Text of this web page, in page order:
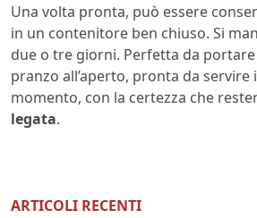
Una volta pronta, può essere
in un contenitore ben chiuso. Si
due o tre giorni. Perfetta da
pranzo all’aperto, pronta da servire
momento, con la certezza che
legata.
ARTICOLI RECENTI